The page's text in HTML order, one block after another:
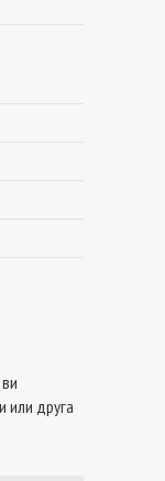
или друга